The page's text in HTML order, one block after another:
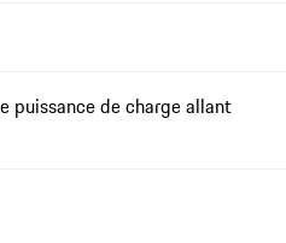
puissance de charge allant